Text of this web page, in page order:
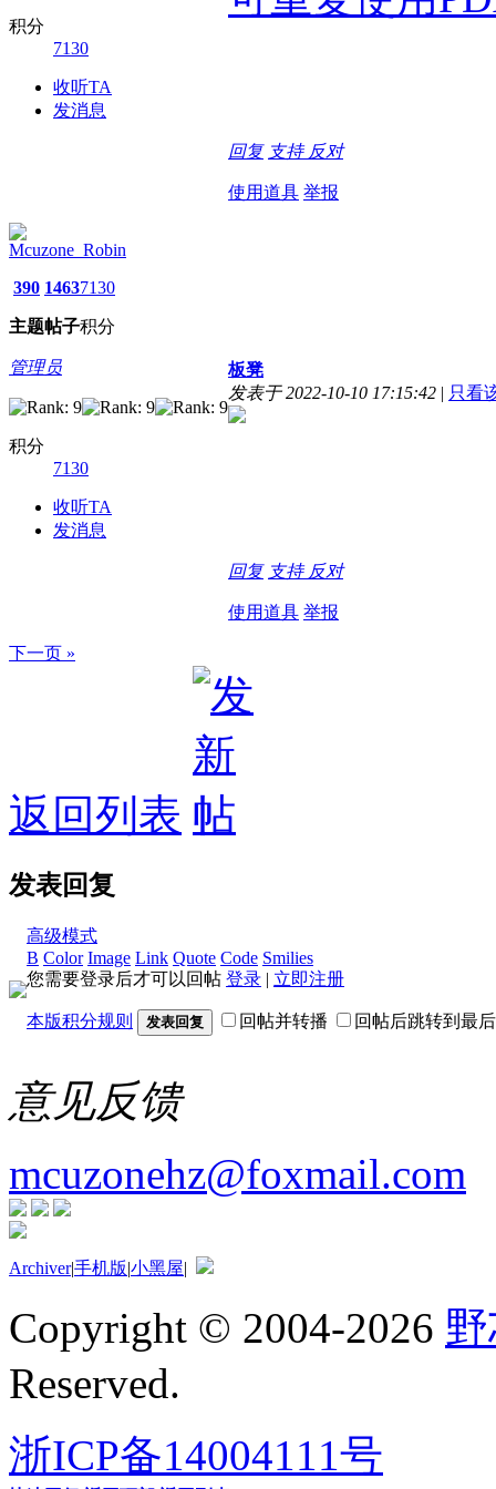
积分
7130
收听TA
发消息
回复 支持 反对
使用道具 举报
Mcuzone_Robin
390
主题
1463
帖子
7130
积分
管理员
积分
7130
收听TA
发消息
板凳
发表于 2022-10-10 17:15:42 | 只看
回复 支持 反对
使用道具 举报
下一页 »
返回列表
发表回复
高级模式
B Color Image Link Quote Code Smilies
您需要登录后才可以回帖 登录 | 立即注册
本版积分规则 发表回复 回帖并转播 回帖后跳转到最
意见反馈
mcuzonehz@foxmail.com
Archiver|手机版|小黑屋|
Copyright © 2004-2026
Reserved.
浙ICP备14004111号